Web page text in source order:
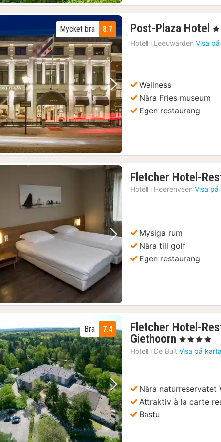
Föregående bild Nästa bild
8.7
Mycket bra Post-Plaza Hotel 1
, 4
Hotell i Leeuwarden Visa
Wellness
Nära Fries museum
Egen restaurang
Föregående bild Nästa bild
Fletcher Hotel-
Hotell i Heerenveen Visa på
Mysiga rum
Nära till golf
Egen restaurang
Föregående bild Nästa bild
7.4
Bra
Fletcher Hotel-
Giethoorn 1
natt
kr.
, 4 Stjärnor
Hotell i De Bult Visa på
Nära naturreservatet
Attraktiv à la carte
Bastu